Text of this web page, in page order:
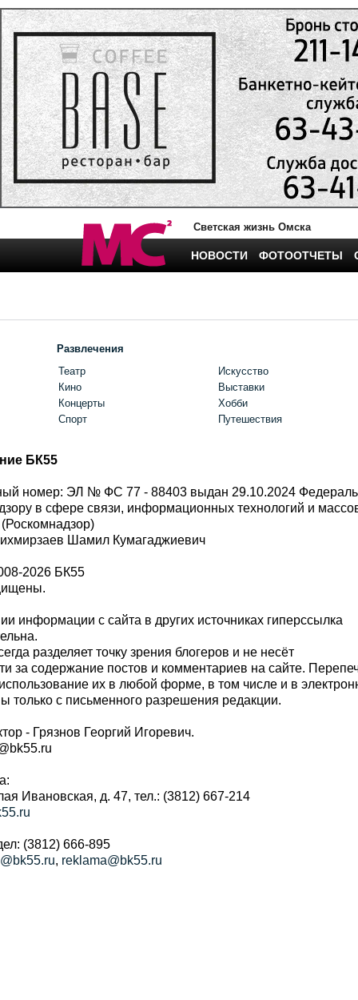
Светская жизнь Омска
НОВОСТИ ФОТООТЧЕТЫ
Развлечения
Театр
Кино
Концерты
Спорт
Искусство
Выставки
Хобби
Путешествия
БК55
номер: ЭЛ № ФС 77 - 88403 выдан 29.10.2024
в сфере связи, информационных технологий и
Шамил Кумагаджиевич
2026 БК55
информации с сайта в других источниках гиперссылка
разделяет точку зрения блогеров и не несёт
за содержание постов и комментариев на сайте.
их в любой форме, в том числе и в
с письменного разрешения редакции.
- Грязнов Георгий Игоревич.
Ивановская, д. 47, тел.: (3812) 667-214
(3812) 666-895
, reklama@bk55.ru